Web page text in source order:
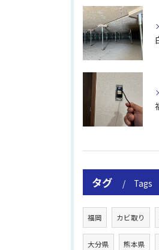
タグ Tags
福岡 カビ取り
大分県 熊本県